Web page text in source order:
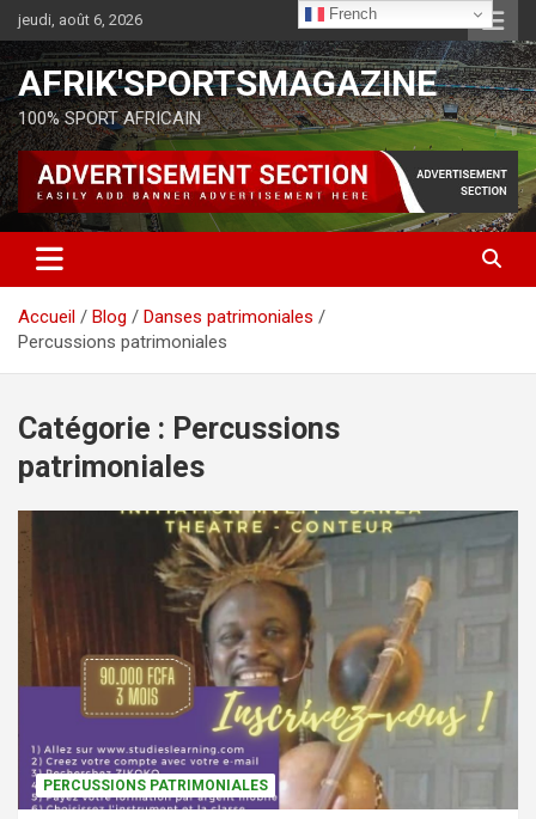
jeudi, août 6, 2026
AFRIK'SPORTSMAGAZINE
100% SPORT AFRICAIN
Accueil Blog
Danses patrimoniales
Percussions patrimoniales
Catégorie : Percussions
patrimoniales
PERCUSSIONS PATRIMONIALES
French